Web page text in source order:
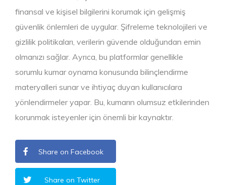
finansal ve kişisel bilgilerini korumak için gelişmiş
güvenlik önlemleri de uygular. Şifreleme teknolojileri ve
gizlilik politikaları, verilerin güvende olduğundan emin
olmanızı sağlar. Ayrıca, bu platformlar genellikle
sorumlu kumar oynama konusunda bilinçlendirme
materyalleri sunar ve ihtiyaç duyan kullanıcılara
yönlendirmeler yapar. Bu, kumarın olumsuz etkilerinden
korunmak isteyenler için önemli bir kaynaktır.
Share on Facebook
Share on Twitter